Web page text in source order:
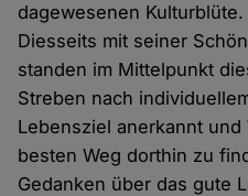
dagewesenen
Diesseits mit seiner
standen im Mittelpunkt
Streben nach
Lebensziel anerkannt
besten Weg dorthin zu
Gedanken über das gute